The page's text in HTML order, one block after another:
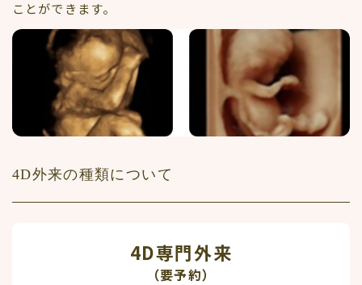
ことができます。
4D外来の種類について
4D専門外来
（要予約）